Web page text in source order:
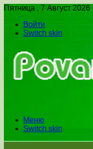
Пятница , 7 Август 2026
Войти
Switch skin
Меню
Switch skin